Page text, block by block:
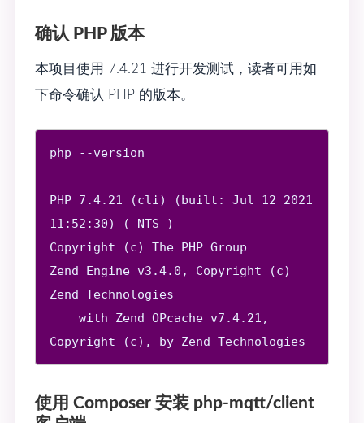
确认 PHP 版本
本项目使用 7.4.21 进行开发测试，读者可用如
下命令确认 PHP 的版本。
php --version
PHP 7.4.21 (cli) (built: Jul 12 2021
11:52:30) ( NTS )
Copyright (c) The PHP Group
Zend Engine v3.4.0, Copyright (c)
Zend Technologies
    with Zend OPcache v7.4.21,
使用 Composer 安装 php-mqtt/client